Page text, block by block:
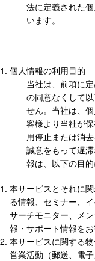
法に定義された
います。
個人情報の利用目的
当社は、前項に
の同意なくして
せん。当社は、
客様より当社が
用停止または消
誠意をもって遅
報は、以下の目的
本サービスとそれに
る情報、セミナー、
サーチモニター、メ
報・サポート情報をお
本サービスに関する
営業活動（郵送、電